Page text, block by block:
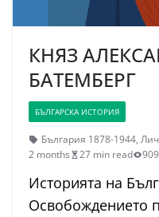
КНЯЗ
БАТЕМБЕРГ
БЪЛГАРСКА ИСТОРИЯ
България 1878-1944,
2 months
27 min read
Историята на
Освобождението